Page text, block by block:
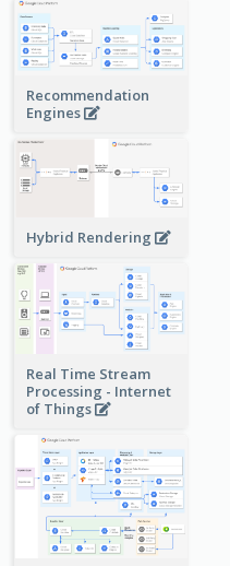
Recommendation
Engines
Hybrid Rendering
Real Time Stream
Processing - Internet
of Things